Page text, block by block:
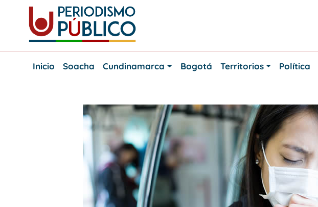
content
Periodismo
Noticias
Inicio
Soacha Cundinamarca Bogotá Territorios Política